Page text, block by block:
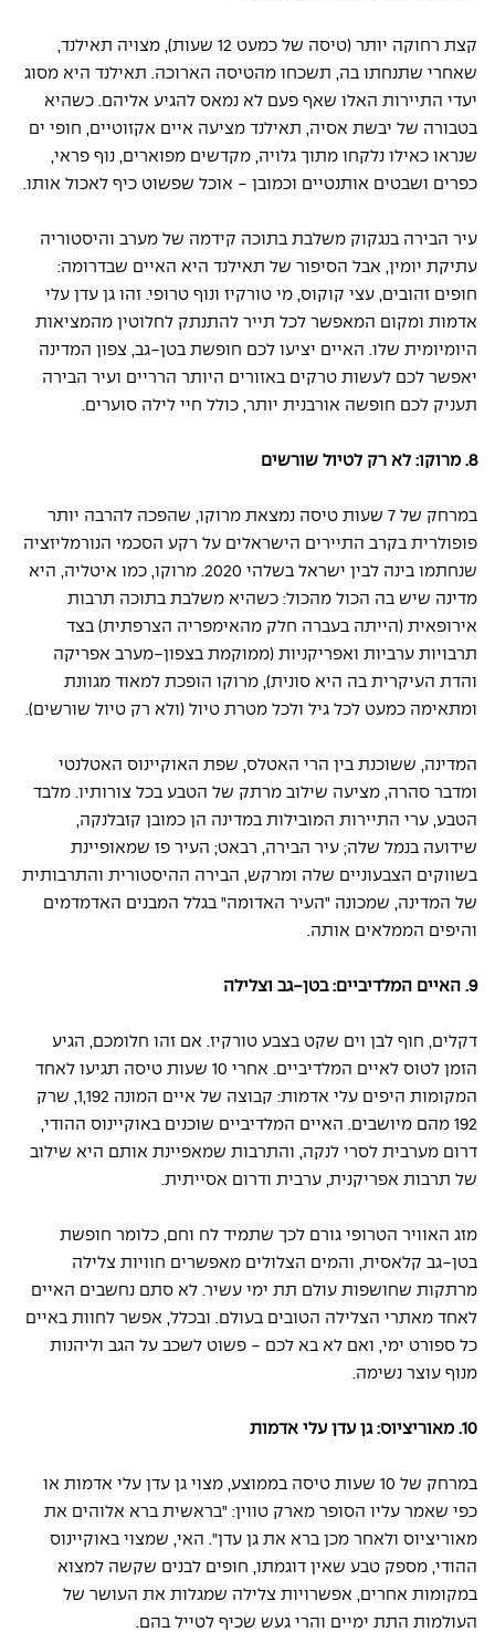
קצת רחוקה יותר (טיסה של כמעט 12 שעות), מצויה תאילנד,
שאחרי שתנחתו בה, תשכחו מהטיסה הארוכה. תאילנד היא מסוג
יעדי התיירות האלו שאף פעם לא נמאס להגיע אליהם. כשהיא
בטבורה של יבשת אסיה, תאילנד מציעה איים אקזוטיים, חופי ים
שנראו כאילו נלקחו מתוך גלויה, מקדשים מפוארים, נוף פראי,
כפרים ושבטים אותנטיים וכמובן - אוכל שפשוט כיף לאכול אותו.
עיר הבירה בנגקוק משלבת בתוכה קידמה של מערב והיסטוריה
עתיקת יומין, אבל הסיפור של תאילנד היא האיים שבדרומה:
חופים זהובים, עצי קוקוס, מי טורקיז ונוף טרופי. זהו גן עדן עלי
אדמות ומקום המאפשר לכל תייר להתנתק לחלוטין מהמציאות
היומיומית שלו. האיים יציעו לכם חופשת בטן-גב, צפון המדינה
יאפשר לכם לעשות טרקים באזורים היותר הרריים ועיר הבירה
תעניק לכם חופשה אורבנית יותר, כולל חיי לילה סוערים.
8. מרוקו: לא רק לטיול שורשים
במרחק של 7 שעות טיסה נמצאת מרוקו, שהפכה להרבה יותר
פופולרית בקרב התיירים הישראלים על רקע הסכמי הנורמליזציה
שנחתמו בינה לבין ישראל בשלהי 2020. מרוקו, כמו איטליה, היא
מדינה שיש בה הכול מהכול: כשהיא משלבת בתוכה תרבות
אירופאית (הייתה בעברה חלק מהאימפריה הצרפתית) בצד
תרבויות ערביות ואפריקניות (ממוקמת בצפון-מערב אפריקה
והדת העיקרית בה היא סונית), מרוקו הופכת למאוד מגוונת
ומתאימה כמעט לכל גיל ולכל מטרת טיול (ולא רק טיול שורשים).
המדינה, ששוכנת בין הרי האטלס, שפת האוקיינוס האטלנטי
ומדבר סהרה, מציעה שילוב מרתק של הטבע בכל צורותיו. מלבד
הטבע, ערי התיירות המובילות במדינה הן כמובן קזבלנקה,
שידועה בנמל שלה; עיר הבירה, רבאט; העיר פז שמאופיינת
בשווקים הצבעוניים שלה ומרקש, הבירה ההיסטורית והתרבותית
של המדינה, שמכונה "העיר האדומה" בגלל המבנים האדמדמים
והיפים הממלאים אותה.
9. האיים המלדיביים: בטן-גב וצלילה
דקלים, חוף לבן וים שקט בצבע טורקיז. אם זהו חלומכם, הגיע
הזמן לטוס לאיים המלדיביים. אחרי 10 שעות טיסה תגיעו לאחד
המקומות היפים עלי אדמות: קבוצה של איים המונה 1,192, שרק
192 מהם מיושבים. האיים המלדיביים שוכנים באוקיינוס ההודי,
דרום מערבית לסרי לנקה, והתרבות שמאפיינת אותם היא שילוב
של תרבות אפריקנית, ערבית ודרום אסייתית.
מזג האוויר הטרופי גורם לכך שתמיד לח וחם, כלומר חופשת
בטן-גב קלאסית, והמים הצלולים מאפשרים חוויות צלילה
מרתקות שחושפות עולם תת ימי עשיר. לא סתם נחשבים האיים
לאחד מאתרי הצלילה הטובים בעולם. ובכלל, אפשר לחוות באיים
כל ספורט ימי, ואם לא בא לכם - פשוט לשכב על הגב וליהנות
מנוף עוצר נשימה.
10. מאוריציוס: גן עדן עלי אדמות
במרחק של 10 שעות טיסה בממוצע, מצוי גן עדן עלי אדמות או
כפי שאמר עליו הסופר מארק טווין: "בראשית ברא אלוהים את
מאוריציוס ולאחר מכן ברא את גן עדן". האי, שמצוי באוקיינוס
ההודי, מספק טבע שאין דוגמתו, חופים לבנים שקשה למצוא
במקומות אחרים, אפשרויות צלילה שמגלות את העושר של
העולמות התת ימיים והרי געש שכיף לטייל בהם.